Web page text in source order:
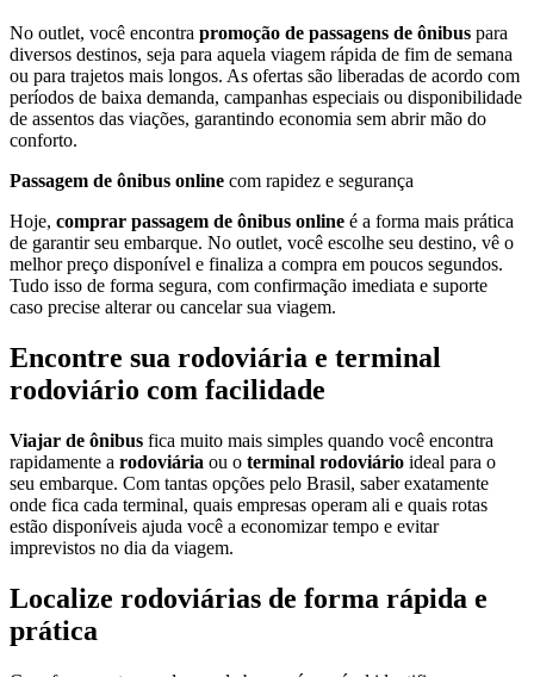
No outlet, você encontra promoção de passagens de ônibus para
diversos destinos, seja para aquela viagem rápida de fim de semana
ou para trajetos mais longos. As ofertas são liberadas de acordo com
períodos de baixa demanda, campanhas especiais ou disponibilidade
de assentos das viações, garantindo economia sem abrir mão do
conforto.
Passagem de ônibus online com rapidez e segurança
Hoje, comprar passagem de ônibus online é a forma mais prática
de garantir seu embarque. No outlet, você escolhe seu destino, vê o
melhor preço disponível e finaliza a compra em poucos segundos.
Tudo isso de forma segura, com confirmação imediata e suporte
caso precise alterar ou cancelar sua viagem.
Encontre sua rodoviária e terminal
rodoviário com facilidade
Viajar de ônibus fica muito mais simples quando você encontra
rapidamente a rodoviária ou o terminal rodoviário ideal para o
seu embarque. Com tantas opções pelo Brasil, saber exatamente
onde fica cada terminal, quais empresas operam ali e quais rotas
estão disponíveis ajuda você a economizar tempo e evitar
imprevistos no dia da viagem.
Localize rodoviárias de forma rápida e
prática